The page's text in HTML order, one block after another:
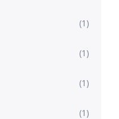
(1)
(1)
(1)
(1)